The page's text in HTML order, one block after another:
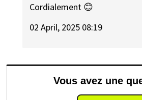
Cordialement 😊
02 April, 2025 08:19
Vous avez une